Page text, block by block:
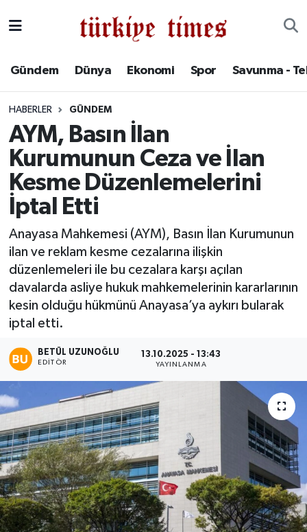
Gündem Dünya Ekonomi Spor Savunma -
HABERLER GÜNDEM
AYM, Basın İlan
Kurumunun Ceza ve İlan
Kesme Düzenlemelerini
İptal Etti
Anayasa Mahkemesi (AYM), Basın İlan Kurumunun
ilan ve reklam kesme cezalarına ilişkin
düzenlemeleri ile bu cezalara karşı açılan
davalarda asliye hukuk mahkemelerinin kararlarının
kesin olduğu hükmünü Anayasa’ya aykırı bularak
iptal etti.
BETÜL UZUNOĞLU
EDITÖR
13.10.2025 - 13:43
YAYINLANMA
Spor
Savunma - Teknoloji
Kültür - Sanat
Yaşam
Süper Lig Puan Durumu ve Fikstür
Tüm Manşetler
Son Dakika Haberleri
Haber Arşivi